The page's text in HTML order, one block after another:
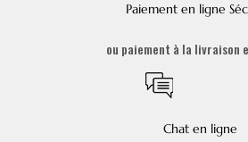
Paiement en ligne
ou paiement à la livraison
Chat en ligne